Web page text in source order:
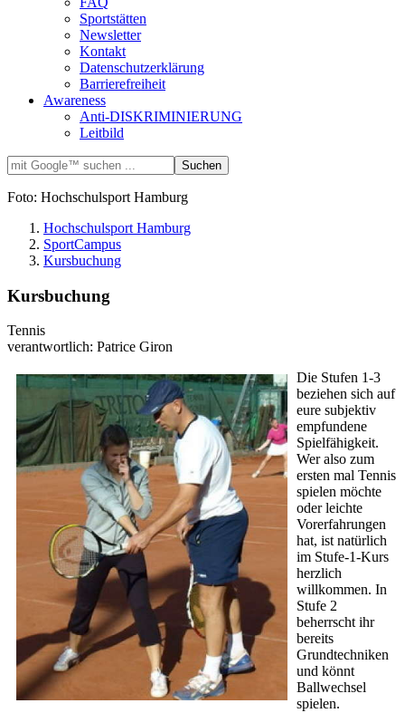
Sportstätten
Newsletter
Kontakt
Datenschutzerklärung
Barrierefreiheit
Awareness
Anti-DISKRIMINIERUNG
Leitbild
Foto: Hochschulsport Hamburg
Hochschulsport Hamburg
SportCampus
Kursbuchung
Kursbuchung
Tennis
verantwortlich: Patrice Giron
Die Stufen 1-3
beziehen sich auf
eure subjektiv
empfundene
Spielfähigkeit.
Wer also zum
ersten mal Tennis
spielen möchte
oder leichte
Vorerfahrungen
hat, ist natürlich
im Stufe-1-Kurs
herzlich
willkommen. In
Stufe 2
beherrscht ihr
bereits
Grundtechniken
und könnt
Ballwechsel
spielen.